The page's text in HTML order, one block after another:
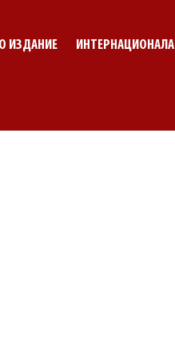
ИЗДАНИЕ ИНТЕРНАЦИОНАЛА